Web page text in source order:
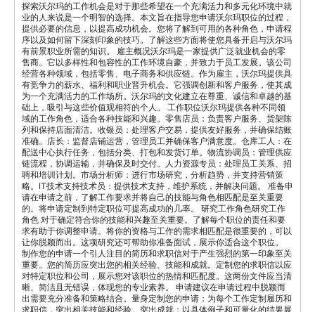
探索沃尔玛的工作机会是对于那些希望在一个充满活力和多元化环境中就
业的人来说是一个明智的选择。本文旨在指导您申请沃尔玛职位的过程，
提供必要的信息，以提高成功机会。您将了解到可用的各种角色，申请程
序以及如何留下深刻印象的技巧。了解这些方面将使您具备开启与沃尔玛
有前景职业所需的知识。 雇主概况沃尔玛是一家提供广泛就业机会的零
售商。它以多样性和包容性的工作环境自豪，并致力于员工发展。该公司
经营各种领域，包括零售、电子商务和供应链。作为雇主，沃尔玛提供具
有竞争力的薪水、福利和职业晋升机会。它强调创新和客户服务，使其成
为一个充满活力的工作场所。沃尔玛的文化建立在尊重、诚信和卓越的基
础上，吸引与这些价值观相符的个人。 工作职位沃尔玛提供各种不同领
域的工作角色，适合各种技能和兴趣。零售店员：负责客户服务、货架陈
列和保持店面清洁。收银员：处理客户交易，提供友好服务，并确保结账
准确。店长：监督店铺运营，管理员工并确保客户满意度。仓库工人：在
配送中心执行任务，包括分类、打包和发货订单。物流协调员：管理供应
链流程，协调运输，并确保及时交付。人力资源专员：处理员工关系、招
聘和培训计划。市场分析师：进行市场研究，分析趋势，并支持营销策
略。IT技术支持技术员：提供技术支持，维护系统，并解决问题。 准备申
请在申请之前，了解工作要求并将自己的技能与角色相匹配是至关重要
的。将申请定制到特定职位可提高成功的几率。 研究工作角色研究工作
角色 对于确定符合你的技能和兴趣至关重要。了解每个职位的责任和要
求有助于你调整申请。将你的资格与工作的需求相匹配是很重要的，可以
让你脱颖而出。这项研究还可帮助你准备面试，展示你适合这个职位。
制作您的申请一个引人注目的简历和求职信对于产生强烈的第一印象至关
重要。您的简历应突出您的相关经验、技能和成就。定制您的求职信以应
对特定职位和公司，展示您对该职位的热情和匹配度。这两份文件应当清
晰、简洁且无错误，体现您的专业素养。 申请建议在申请过程中脱颖而
出需要充分准备和策略结合。量身定制您的申请：为每个工作定制履历和
求职信，突出相关技能和经验。突出成就：以具体例子和可量化的结果展